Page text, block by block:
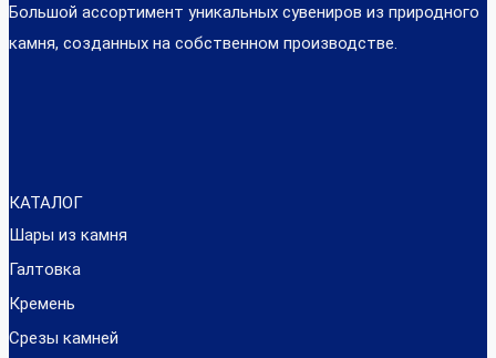
Большой ассортимент уникальных сувениров из природного
камня, созданных на собственном производстве.
КАТАЛОГ
Шары из камня
Галтовка
Кремень
Срезы камней